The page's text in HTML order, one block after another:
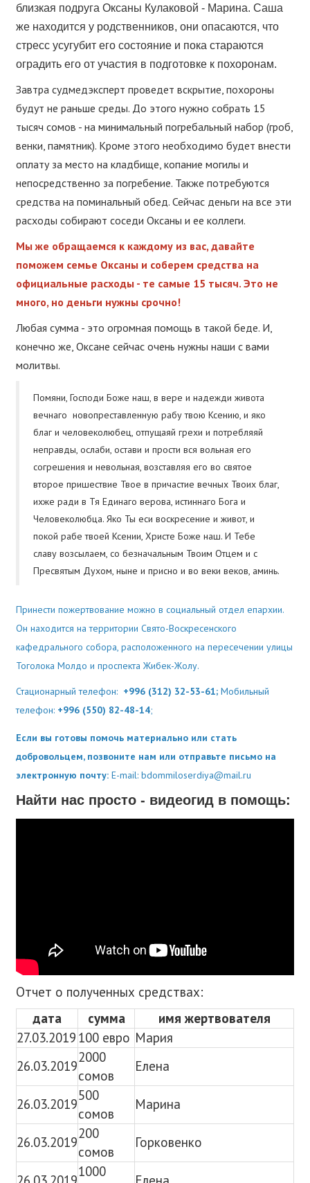
близкая подруга Оксаны Кулаковой - Марина. Саша
же находится у родственников, они опасаются, что
стресс усугубит его состояние и пока стараются
оградить его от участия в подготовке к похоронам.
Завтра судмедэксперт проведет вскрытие, похороны
будут не раньше среды. До этого нужно собрать 15
тысяч сомов - на минимальный погребальный набор (гроб,
венки, памятник). Кроме этого необходимо будет внести
оплату за место на кладбище, копание могилы и
непосредственно за погребение. Также потребуются
средства на поминальный обед. Сейчас деньги на все эти
расходы собирают соседи Оксаны и ее коллеги.
Мы же обращаемся к каждому из вас, давайте
поможем семье Оксаны и соберем средства на
официальные расходы - те самые 15 тысяч. Это не
много, но деньги нужны срочно!
Любая сумма - это огромная помощь в такой беде. И,
конечно же, Оксане сейчас очень нужны наши с вами
молитвы.
Помяни, Господи Боже наш, в вере и надежди живота
вечнаго новопреставленную рабу твою Ксению, и яко
благ и человеколюбец, отпущаяй грехи и потребляяй
неправды, ослаби, остави и прости вся вольная его
согрешения и невольная, возставляя его во святое
второе пришествие Твое в причастие вечных Твоих благ,
ихже ради в Тя Единаго верова, истиннаго Бога и
Человеколюбца. Яко Ты еси воскресение и живот, и
покой рабе твоей Ксении, Христе Боже наш. И Тебе
славу возсылаем, со безначальным Твоим Отцем и с
Пресвятым Духом, ныне и присно и во веки веков, аминь.
Принести пожертвование можно в социальный отдел епархии.
Он находится на территории Свято-Воскресенского
кафедрального собора, расположенного на пересечении улицы
Тоголока Молдо и проспекта Жибек-Жолу.
Стационарный телефон: +996 (312) 32-53-61; Мобильный
телефон: +996 (550) 82-48-14;
Если вы готовы помочь материально или стать
добровольцем, позвоните нам или отправьте письмо на
электронную почту: E-mail: bdommiloserdiya@mail.ru
Найти нас просто - видеогид в помощь:
Отчет о полученных средствах:
дата
сумма
имя жертвователя
27.03.2019 100 евро Мария
26.03.2019
2000
сомов
Елена
26.03.2019
500
сомов
Марина
26.03.2019
200
сомов
Горковенко
1000